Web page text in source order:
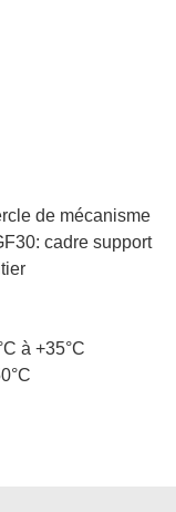
de mécanisme
cadre support
à +35°C